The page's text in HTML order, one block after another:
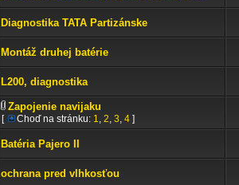
Diagnostika TATA Partizánske
Montáž druhej batérie
L200, diagnostika
Zapojenie navijaku
[ Choď na stránku: 1, 2, 3, 4 ]
Batéria Pajero II
ochrana pred vlhkosťou